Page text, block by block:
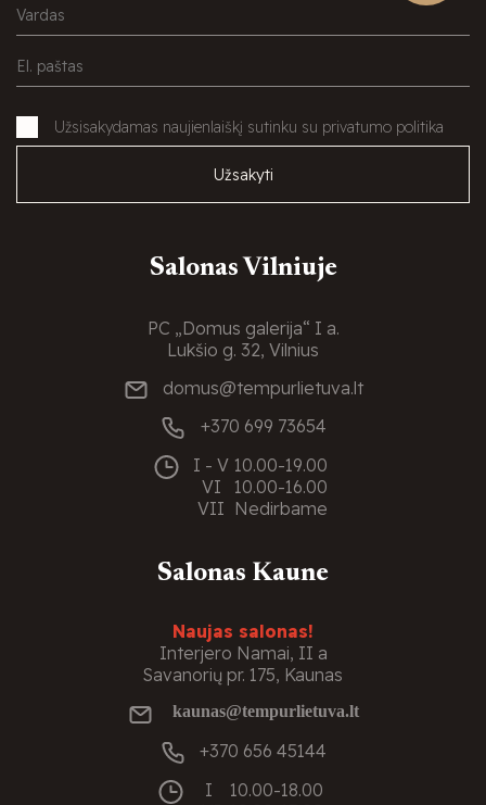
Užsisakydamas naujienlaiškį sutinku su privatumo politika
Užsakyti
Salonas Vilniuje
PC „Domus galerija“ I a.
Lukšio g. 32, Vilnius
domus@tempurlietuva.lt
+370 699 73654
I - V 10.00-19.00
VI
10.00-16.00
VII Nedirbame
Salonas Kaune
Naujas salonas!
Interjero Namai, II a
Savanorių pr. 175, Kaunas
kaunas@tempurlietuva.lt
+370 656 45144
I
10.00-18.00